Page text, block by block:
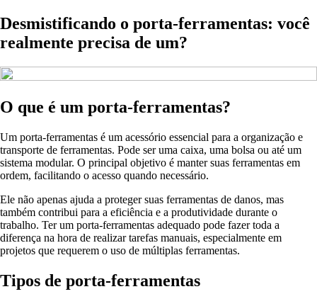
Desmistificando o porta-ferramentas: você
realmente precisa de um?
O que é um porta-ferramentas?
Um porta-ferramentas é um acessório essencial para a organização e
transporte de ferramentas. Pode ser uma caixa, uma bolsa ou até um
sistema modular. O principal objetivo é manter suas ferramentas em
ordem, facilitando o acesso quando necessário.
Ele não apenas ajuda a proteger suas ferramentas de danos, mas
também contribui para a eficiência e a produtividade durante o
trabalho. Ter um porta-ferramentas adequado pode fazer toda a
diferença na hora de realizar tarefas manuais, especialmente em
projetos que requerem o uso de múltiplas ferramentas.
Tipos de porta-ferramentas